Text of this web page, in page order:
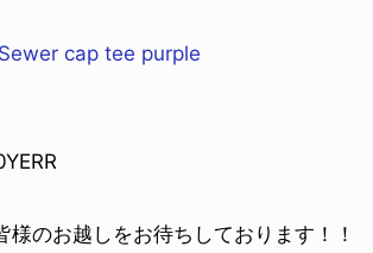
cap tee purple
様のお越しをお待ちしております！！